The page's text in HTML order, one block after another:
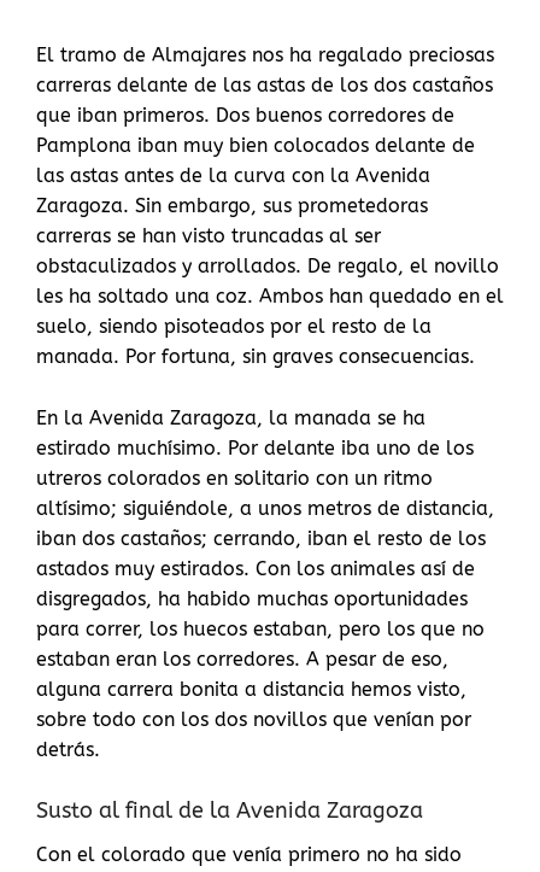
El tramo de Almajares nos ha regalado preciosas
carreras delante de las astas de los dos castaños
que iban primeros. Dos buenos corredores de
Pamplona iban muy bien colocados delante de
las astas antes de la curva con la Avenida
Zaragoza. Sin embargo, sus prometedoras
carreras se han visto truncadas al ser
obstaculizados y arrollados. De regalo, el novillo
les ha soltado una coz. Ambos han quedado en el
suelo, siendo pisoteados por el resto de la
manada. Por fortuna, sin graves consecuencias.
En la Avenida Zaragoza, la manada se ha
estirado muchísimo. Por delante iba uno de los
utreros colorados en solitario con un ritmo
altísimo; siguiéndole, a unos metros de distancia,
iban dos castaños; cerrando, iban el resto de los
astados muy estirados. Con los animales así de
disgregados, ha habido muchas oportunidades
para correr, los huecos estaban, pero los que no
estaban eran los corredores. A pesar de eso,
alguna carrera bonita a distancia hemos visto,
sobre todo con los dos novillos que venían por
detrás.
Susto al final de la Avenida Zaragoza
Con el colorado que venía primero no ha sido